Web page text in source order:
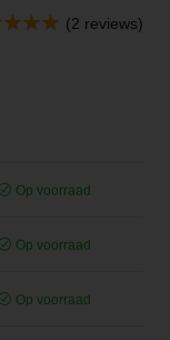
(2 reviews)
Op voorraad
Op voorraad
Op voorraad